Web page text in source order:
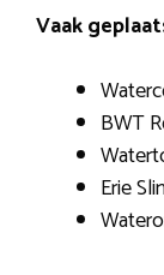
Vaak
BWT
Erie